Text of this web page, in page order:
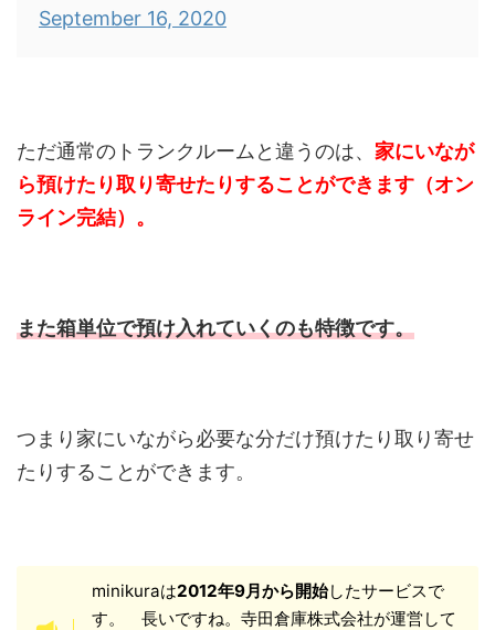
September 16, 2020
ただ通常のトランクルームと違うのは、 家にいなが
ら預けたり取り寄せたりすることができます（オン
ライン完結）。
また箱単位で預け入れていくのも特徴です。
つまり家にいながら必要な分だけ預けたり取り寄せ
たりすることができます。
minikuraは2012年9月から開始したサービスで
す。 長いですね。寺田倉庫株式会社が運営して